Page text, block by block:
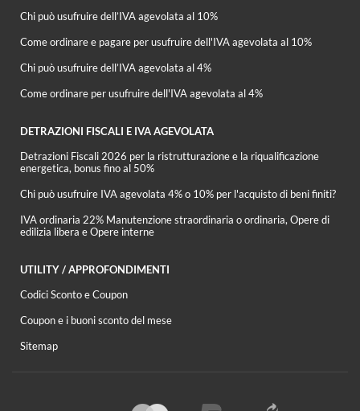
Chi può usufruire dell’IVA agevolata al 10%
Come ordinare e pagare per usufruire dell'IVA agevolata al 10%
Chi può usufruire dell’IVA agevolata al 4%
Come ordinare per usufruire dell'IVA agevolata al 4%
DETRAZIONI FISCALI E IVA AGEVOLATA
Detrazioni Fiscali 2026 per la ristrutturazione e la riqualificazione
energetica, bonus fino al 50%
Chi può usufruire IVA agevolata 4% o 10% per l'acquisto di beni finiti?
IVA ordinaria 22% Manutenzione straordinaria o ordinaria, Opere di
edilizia libera e Opere interne
UTILITY / APPROFONDIMENTI
Codici Sconto e Coupon
Coupon e i buoni sconto del mese
Sitemap